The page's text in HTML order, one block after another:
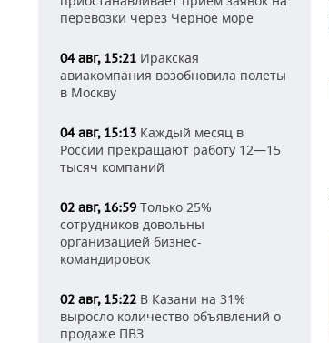
перевозки через Черное море
04 авг, 15:21 Иракская
авиакомпания возобновила полеты
в Москву
04 авг, 15:13 Каждый месяц в
России прекращают работу 12—15
тысяч компаний
02 авг, 16:59 Только 25%
сотрудников довольны
организацией бизнес-
командировок
02 авг, 15:22 В Казани на 31%
выросло количество объявлений о
продаже ПВЗ